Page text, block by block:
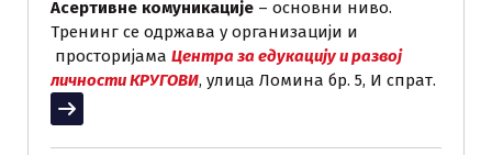
Асертивне комуникације – основни ниво.
Тренинг се одржава у организацији и
просторијама Центра за едукацију и развој
личности КРУГОВИ, улица Ломина бр. 5, И спрат.
Прочитај више